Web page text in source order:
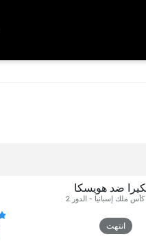
ضد هويسكا
كأس ملك إسبانيا - الدور 2
انتهت